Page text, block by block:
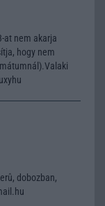
at nem akarja
hogy nem
dobozban,